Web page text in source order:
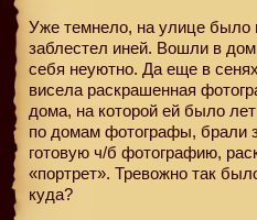
Уже темнело, на улице было
заблестел иней. Вошли в
себя неуютно. Да еще в
висела раскрашенная
дома, на которой ей было
по домам фотографы, брали
готовую ч/б фотографию,
«портрет». Тревожно так
куда?